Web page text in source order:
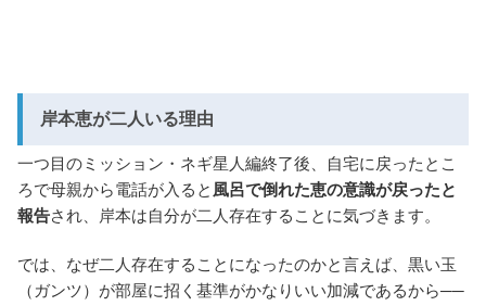
岸本恵が二人いる理由
一つ目のミッション・ネギ星人編終了後、自宅に戻ったとこ
ろで母親から電話が入ると 風呂で倒れた恵の意識が戻ったと
報告され、岸本は自分が二人存在することに気づきます。
では、なぜ二人存在することになったのかと言えば、黒い玉
（ガンツ）が部屋に招く基準がかなりいい加減であるから──